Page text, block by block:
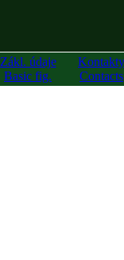
Zákl. údaje
Basic fig.
Kontakty
Contacts